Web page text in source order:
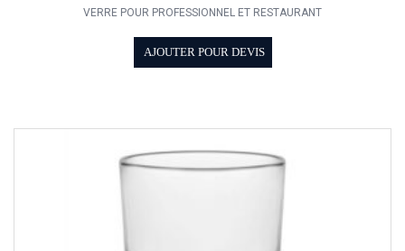
VERRE POUR PROFESSIONNEL ET RESTAURANT
AJOUTER POUR DEVIS